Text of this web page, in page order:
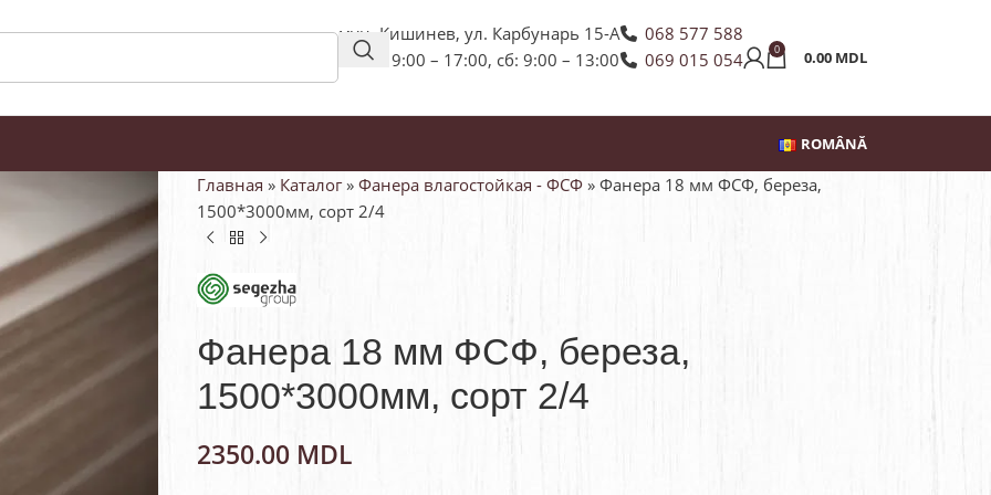
мун. Кишинев, ул. Карбунарь 15-А
пн-пт: 9:00 – 17:00, сб: 9:00 – 13:00
068 577 588
069 015 054
0 0.00 MDL
ROMÂNĂ
Главная » Каталог» Фанера влагостойкая - ФСФ» Фанера 18 мм ФСФ, береза,
1500*3000мм, сорт 2/4
Фанера 18 мм ФСФ, береза,
1500*3000мм, сорт 2/4
2350.00 MDL